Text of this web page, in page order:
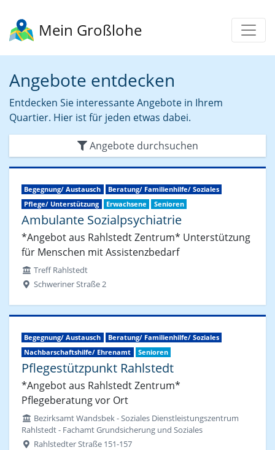
Mein Großlohe
Angebote entdecken
Entdecken Sie interessante Angebote in Ihrem
Quartier. Hier ist für jeden etwas dabei.
Angebote durchsuchen
Begegnung/ Austausch
Beratung/ Familienhilfe/ Soziales
Pflege/ Unterstützung
Erwachsene Senioren
Ambulante Sozialpsychiatrie
*Angebot aus Rahlstedt Zentrum* Unterstützung
für Menschen mit Assistenzbedarf
Treff Rahlstedt
Schweriner Straße 2
Begegnung/ Austausch
Beratung/ Familienhilfe/ Soziales
Nachbarschaftshilfe/ Ehrenamt
Senioren
Pflegestützpunkt Rahlstedt
*Angebot aus Rahlstedt Zentrum*
Pflegeberatung vor Ort
Bezirksamt Wandsbek - Soziales Dienstleistungszentrum
Rahlstedt - Fachamt Grundsicherung und Soziales
Rahlstedter Straße 151-157